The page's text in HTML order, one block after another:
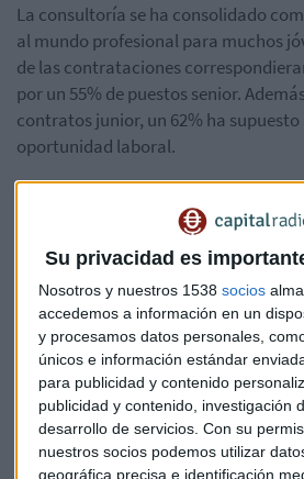
Su privacidad es
Nosotros y nuestros 1538 socios
accedemos a información en un
y procesamos datos personales,
únicos e información estándar
para publicidad y contenido
publicidad y contenido, investigación
desarrollo de servicios. Con su
nuestros socios podemos utilizar
geográfica precisa e identificación
La consultoría se ha consolidado
al mundo profesional para muchos
de las contrataciones
por un 55% de puestos senior.
contratos junior, un 62% ha
oportunidad laboral.
elemento clave para mantener a la
vanguardia de las tecnologías más
empresas invirtieron 480 euros de
frente a los 448 euros de 2022, lo que
media española.
En el marco del I Foro de Talento de la
puesto de manifiesto el compromiso
liderar medidas de conciliación,
Actualmente, el 79,6% de los